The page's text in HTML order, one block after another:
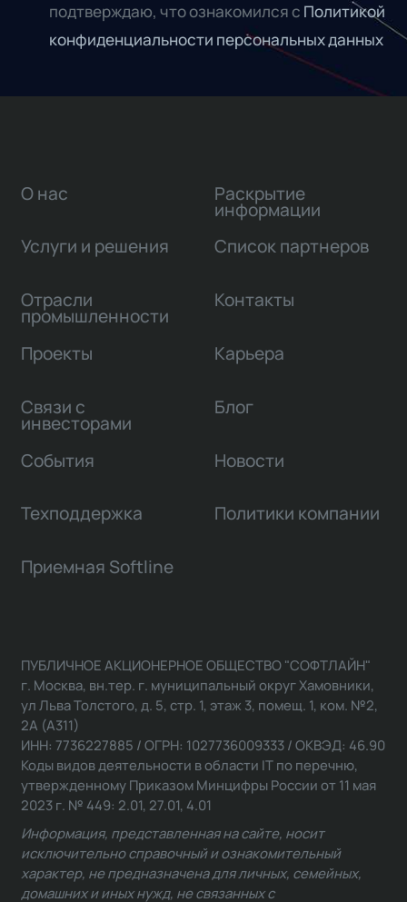
подтверждаю, что ознакомился с Политикой
конфиденциальности персональных данных
О нас
Услуги и решения
Отрасли
промышленности
Проекты
Связи с
инвесторами
Раскрытие
информации
Список партнеров
Контакты
Карьера
Блог
События Новости
Техподдержка Политики компании
Приемная Softline
ПУБЛИЧНОЕ АКЦИОНЕРНОЕ ОБЩЕСТВО "СОФТЛАЙН"
г. Москва, вн.тер. г. муниципальный округ Хамовники,
ул Льва Толстого, д. 5, стр. 1, этаж 3, помещ. 1, ком. №2,
2А (А311)
ИНН: 7736227885 / ОГРН: 1027736009333 / ОКВЭД: 46.90
Коды видов деятельности в области IT по перечню,
утвержденному Приказом Минцифры России от 11 мая
2023 г. № 449: 2.01, 27.01, 4.01
Информация, представленная на сайте, носит
исключительно справочный и ознакомительный
характер, не предназначена для личных, семейных,
домашних и иных нужд, не связанных с